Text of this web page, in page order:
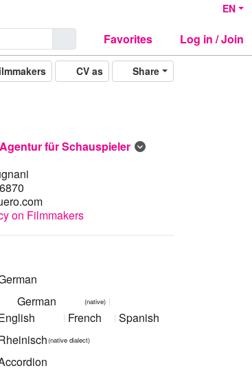
EN
Favorites Log in / Join
Share
CV as
für Schauspieler
on Filmmakers
German (native)
French
Spanish
(native dialect)